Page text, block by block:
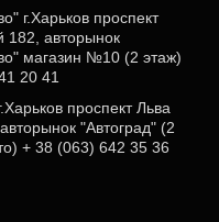
г.Харьков проспект
авторынок
магазин №10 (2 этаж)
20 41
проспект Льва
"Автоград" (2
+ 38 (063) 642 35 36